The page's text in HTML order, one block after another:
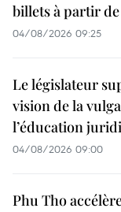
billets à partir
04/08/2026 09:25
Le législateur
vision de la
l’éducation
04/08/2026 09:00
Phu Tho